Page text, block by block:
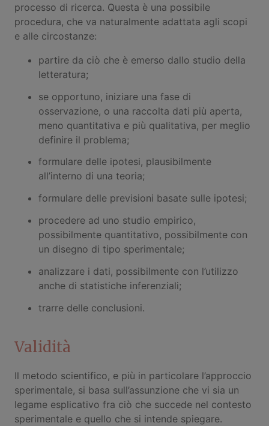
processo di ricerca. Questa è una possibile
procedura, che va naturalmente adattata agli scopi
e alle circostanze:
partire da ciò che è emerso dallo studio della
letteratura;
se opportuno, iniziare una fase di
osservazione, o una raccolta dati più aperta,
meno quantitativa e più qualitativa, per meglio
definire il problema;
formulare delle ipotesi, plausibilmente
all’interno di una teoria;
formulare delle previsioni basate sulle ipotesi;
procedere ad uno studio empirico,
possibilmente quantitativo, possibilmente con
un disegno di tipo sperimentale;
analizzare i dati, possibilmente con l’utilizzo
anche di statistiche inferenziali;
trarre delle conclusioni.
Validità
Il metodo scientifico, e più in particolare l’approccio
sperimentale, si basa sull’assunzione che vi sia un
legame esplicativo fra ciò che succede nel contesto
sperimentale e quello che si intende spiegare.